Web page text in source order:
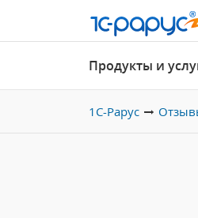
Продукты и
1С-Рарус